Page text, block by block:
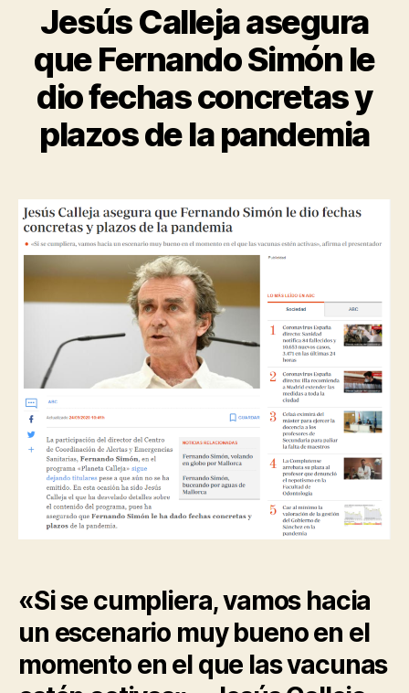
Jesús Calleja asegura
que Fernando Simón le
dio fechas concretas y
plazos de la pandemia
«Si se cumpliera, vamos hacia
un escenario muy bueno en el
momento en el que las vacunas